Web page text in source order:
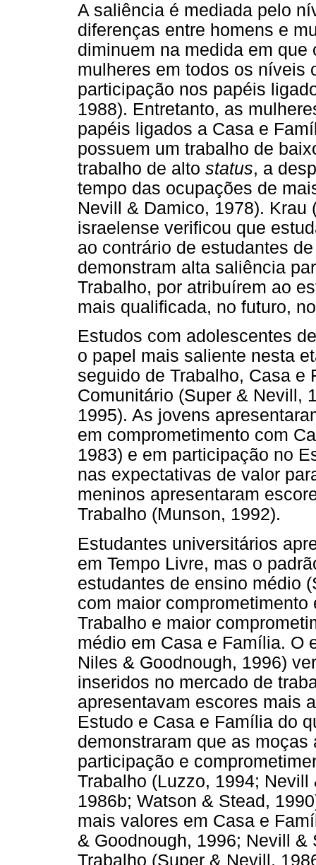
A saliência é mediada pelo
diferenças entre homens e
diminuem na medida em
mulheres em todos os níveis
participação nos papéis
1988). Entretanto, as
papéis ligados a Casa e
possuem um trabalho de
trabalho de alto status, a
tempo das ocupações de
Nevill & Damico, 1978). Krau
israelense verificou que
ao contrário de estudantes
demonstram alta saliência
Trabalho, por atribuírem ao
mais qualificada, no futuro,
Estudos com adolescentes
o papel mais saliente nesta
seguido de Trabalho, Casa e
Comunitário (Super & Nevill,
1995). As jovens
em comprometimento com
1983) e em participação no
nas expectativas de valor
meninos apresentaram
Trabalho (Munson, 1992).
Estudantes universitários
em Tempo Livre, mas o
estudantes de ensino médio
com maior
Trabalho e maior
médio em Casa e Família. O
Niles & Goodnough, 1996)
inseridos no mercado de
apresentavam escores mais
Estudo e Casa e Família do
demonstraram que as
participação e
Trabalho (Luzzo, 1994;
1986b; Watson & Stead,
mais valores em Casa e
& Goodnough, 1996; Nevill &
Trabalho (Super & Nevill,